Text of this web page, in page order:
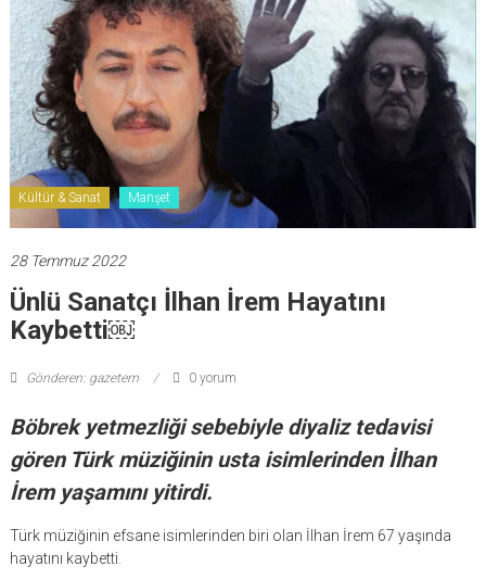
Kültür & Sanat Manşet
28 Temmuz 2022
Ünlü Sanatçı İlhan İrem Hayatını
Kaybetti￼
Gönderen: gazetem 0 yorum
Böbrek yetmezliği sebebiyle diyaliz tedavisi
gören Türk müziğinin usta isimlerinden İlhan
İrem yaşamını yitirdi.
Türk müziğinin efsane isimlerinden biri olan İlhan İrem 67 yaşında
hayatını kaybetti.